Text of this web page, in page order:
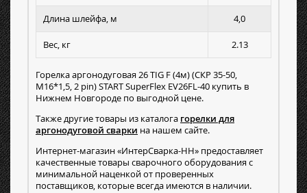
Длина шлейфа, м 4,0
Вес, кг 2.13
Горелка аргонодуговая 26 TIG F (4м) (СКР 35-50,
M16*1,5, 2 pin) START SuperFlex EV26FL-40 купить в
Нижнем Новгороде по выгодной цене.
Также другие товары из каталога горелки для
аргонодуговой сварки на нашем сайте.
Интернет-магазин «ИнтерСварка-НН» предоставляет
качественные товары сварочного оборудования с
минимальной наценкой от проверенных
поставщиков, которые всегда имеются в наличии.